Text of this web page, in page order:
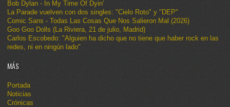
Bob Dylan - In My Time Of Dyin'
La Parade vuelven con dos singles: "Cielo Roto" y "DEP"
Comic Sans - Todas Las Cosas Que Nos Salieron Mal (2026)
Goo Goo Dolls (La Riviera, 21 de julio, Madrid)
Carlos Escobedo: "Alguien ha dicho que no tiene que haber rock en las
redes, ni en ningún lado"
MÁS
Portada
Noticias
Crónicas